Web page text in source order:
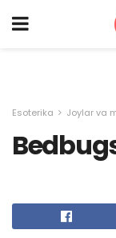
Esoterika Joylar va